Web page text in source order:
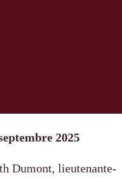
2025
Dumont, lieutenante-